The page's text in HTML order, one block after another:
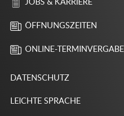
JOBS & KARRIERE
ÖFFNUNGSZEITEN
ONLINE-TERMINVERGABE
DATENSCHUTZ
LEICHTE SPRACHE